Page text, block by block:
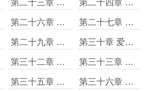
第二十三章 舒服日子到头了 第二十四章 革命军也敢拉壮丁？
第二十六章 分科决定 第二十七章 临阵磨枪不快也光
第二十九章 觉悟怎么这么低呢？ 第三十章 爱美之心人皆有之
第三十二章 毫不艰难的选择 第三十三章 特批的三天假期
第三十五章 民国爱情 第三十六章 竟然升官了